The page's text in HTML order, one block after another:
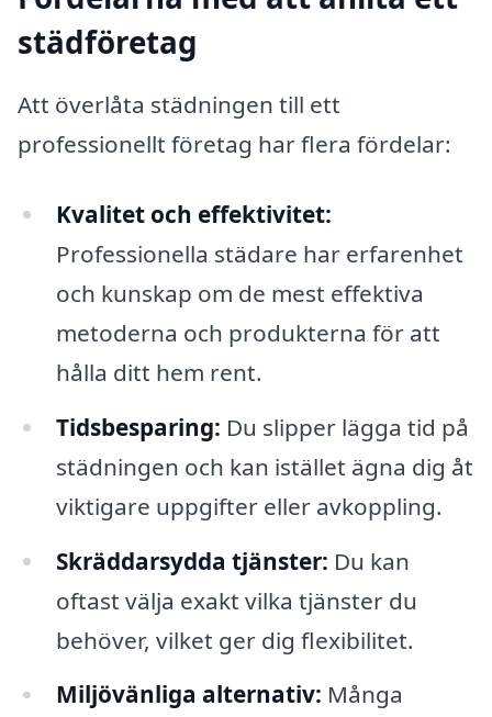
städföretag
Att överlåta städningen till ett
professionellt företag har flera fördelar:
Kvalitet och effektivitet:
Professionella städare har erfarenhet
och kunskap om de mest effektiva
metoderna och produkterna för att
hålla ditt hem rent.
Tidsbesparing: Du slipper lägga tid på
städningen och kan istället ägna dig åt
viktigare uppgifter eller avkoppling.
Skräddarsydda tjänster: Du kan
oftast välja exakt vilka tjänster du
behöver, vilket ger dig flexibilitet.
Miljövänliga alternativ: Många